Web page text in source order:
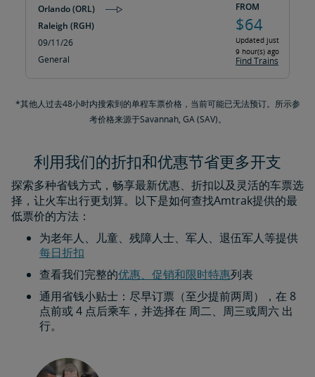
Orlando (ORL)
Raleigh (RGH)
09/11/26
General
FROM
$64
Updated just
9 hour(s) ago
Find Trains
*其他人过去48小时内搜索到的单程车票价格，当前可能已无法预订。所示参
考价格来源于Savannah, GA (SAV)。
利用我们的折扣和优惠节省更多开支
探索多种省钱方式，畅享最新优惠、折扣以及灵活的车票选
择，让火车出行更划算。以下是如何查找Amtrak提供的最
低票价的方法：
为老年人、儿童、残障人士、军人、退伍军人等提供
每日折扣​​​​​​​
查看我们完整的优惠、促销和限时特惠列表
通用省钱小贴士：尽早订票（至少提前两周），在 8
点前或 4 点后乘车，并选择在 周二、周三或周六 出
行。